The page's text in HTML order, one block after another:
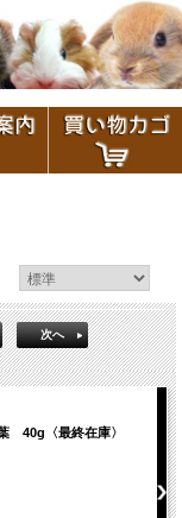
次へ
40g〈最終在庫〉